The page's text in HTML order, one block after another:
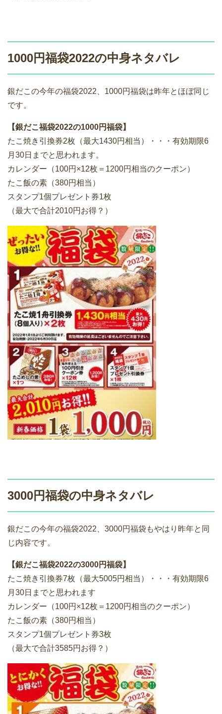
1000円福袋2022の中身ネタバレ
銀だこの今年の福袋2022、1000円福袋は昨年とほぼ同じ
です。
【銀だこ福袋2022の1000円福袋】
たこ焼き引換券2枚（最大1430円相当）・・・有効期限6
月30日までと思われます。
カレンダー（100円×12枚＝1200円相当のクーポン）
たこ飯の素（380円相当）
スタンプ1個プレゼント券1枚
（最大で合計2010円お得？）
3000円福袋の中身ネタバレ
銀だこの今年の福袋2022、3000円福袋もやはり昨年と同
じ内容です。
【銀だこ福袋2022の3000円福袋】
たこ焼き引換券7枚（最大5005円相当）・・・有効期限6
月30日までと思われます
カレンダー（100円×12枚＝1200円相当のクーポン）
たこ飯の素（380円相当）
スタンプ1個プレゼント券3枚
（最大で合計3585円お得？）